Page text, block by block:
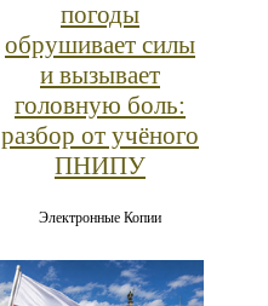
погоды
обрушивает силы
и вызывает
головную боль:
разбор от учёного
ПНИПУ
Электронные Копии